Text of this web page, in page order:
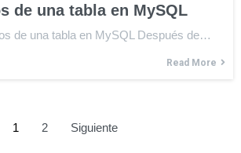
de una tabla en MySQL
de una tabla en MySQL Después de…
Read More
1 2 Siguiente